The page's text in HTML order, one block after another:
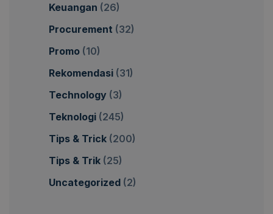
Keuangan (26)
Procurement (32)
Promo (10)
Rekomendasi (31)
Technology (3)
Teknologi (245)
Tips & Trick (200)
Tips & Trik (25)
Uncategorized (2)